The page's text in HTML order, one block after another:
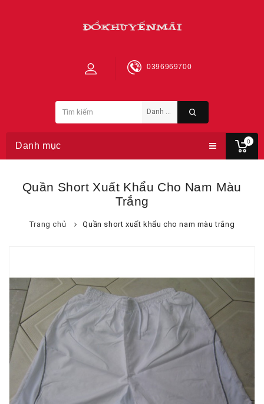
0
0396969700
Danh mục
Quần Short Xuất Khẩu Cho Nam Màu
Trắng
Trang chủ Quần short xuất khẩu cho nam màu trắng